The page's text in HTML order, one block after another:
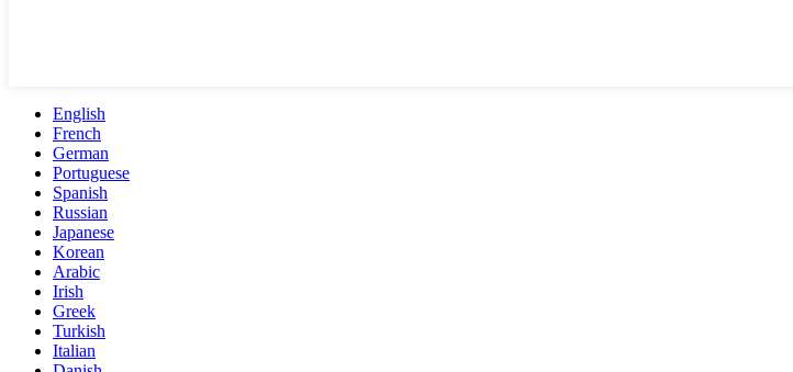
English
French
German
Portuguese
Spanish
Russian
Japanese
Korean
Arabic
Irish
Greek
Turkish
Italian